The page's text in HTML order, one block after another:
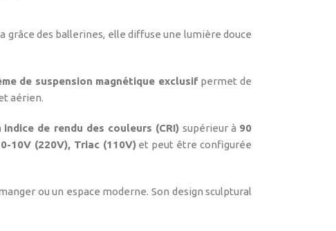
grâce des ballerines, elle diffuse une lumière douce
de suspension magnétique exclusifpermet de
aérien.
indice de rendu des couleurs (CRI) supérieur à 90
0-10V (220V), Triac (110V)et peut être configurée
ou un espace moderne. Son design sculptural